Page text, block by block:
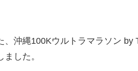
沖縄100Kウルトラマラソン by
した。